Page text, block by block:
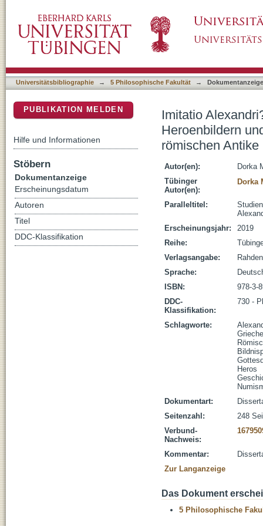
Alexanders des Großen in der griechisch-
Universitätsbibliographie → 5 Philosophische Fakultät → Dokumentanzeige
Imitatio
Heroenbildern
römischen Antike
Autor(en):
Dorka
Tübinger
Autor(en):
Dorka
Paralleltitel:
Erscheinungsjahr:
2019
Reihe:
Verlagsangabe:
Sprache:
ISBN:
978-3-
DDC-
Klassifikation:
730 -
Schlagworte:
Heros
Dokumentart:
Seitenzahl:
248
Verbund-
Nachweis:
Kommentar:
Zur Langanzeige
Das Dokument
5 Philosophische
PUBLIKATION MELDEN
Hilfe und Informationen
Stöbern
Dokumentanzeige
Erscheinungsdatum
Autoren
Titel
DDC-Klassifikation